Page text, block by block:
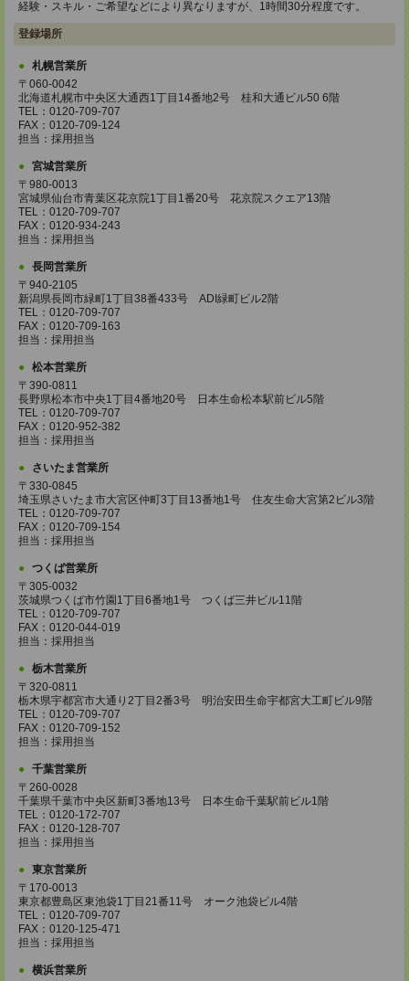
経験・スキル・ご希望などにより異なりますが、1時間30分程度です。
登録場所
札幌営業所
〒060-0042
北海道札幌市中央区大通西1丁目14番地2号 桂和大通ビル50 6階
TEL：0120-709-707
FAX：0120-709-124
担当：採用担当
宮城営業所
〒980-0013
宮城県仙台市青葉区花京院1丁目1番20号 花京院スクエア13階
TEL：0120-709-707
FAX：0120-934-243
担当：採用担当
長岡営業所
〒940-2105
新潟県長岡市緑町1丁目38番433号 ADI緑町ビル2階
TEL：0120-709-707
FAX：0120-709-163
担当：採用担当
松本営業所
〒390-0811
長野県松本市中央1丁目4番地20号 日本生命松本駅前ビル5階
TEL：0120-709-707
FAX：0120-952-382
担当：採用担当
さいたま営業所
〒330-0845
埼玉県さいたま市大宮区仲町3丁目13番地1号 住友生命大宮第2ビル3階
TEL：0120-709-707
FAX：0120-709-154
担当：採用担当
つくば営業所
〒305-0032
茨城県つくば市竹園1丁目6番地1号 つくば三井ビル11階
TEL：0120-709-707
FAX：0120-044-019
担当：採用担当
栃木営業所
〒320-0811
栃木県宇都宮市大通り2丁目2番3号 明治安田生命宇都宮大工町ビル9階
TEL：0120-709-707
FAX：0120-709-152
担当：採用担当
千葉営業所
〒260-0028
千葉県千葉市中央区新町3番地13号 日本生命千葉駅前ビル1階
TEL：0120-172-707
FAX：0120-128-707
担当：採用担当
東京営業所
〒170-0013
東京都豊島区東池袋1丁目21番11号 オーク池袋ビル4階
TEL：0120-709-707
FAX：0120-125-471
担当：採用担当
横浜営業所